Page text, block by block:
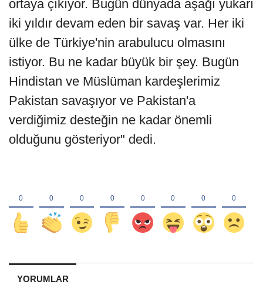
ortaya çıkıyor. Bugün dünyada aşağı yukarı
iki yıldır devam eden bir savaş var. Her iki
ülke de Türkiye'nin arabulucu olmasını
istiyor. Bu ne kadar büyük bir şey. Bugün
Hindistan ve Müslüman kardeşlerimiz
Pakistan savaşıyor ve Pakistan'a
verdiğimiz desteğin ne kadar önemli
olduğunu gösteriyor" dedi.
YORUMLAR